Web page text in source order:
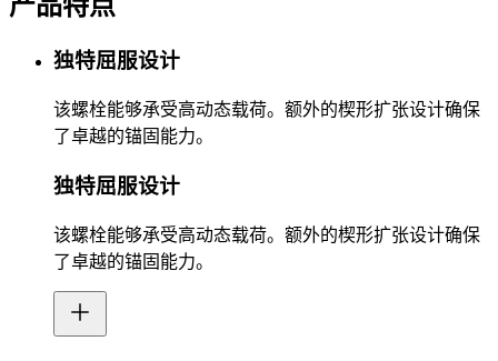
独特屈服设计
该螺栓能够承受高动态载荷。额外的楔形扩张设计确保
了卓越的锚固能力。
独特屈服设计
该螺栓能够承受高动态载荷。额外的楔形扩张设计确保
了卓越的锚固能力。